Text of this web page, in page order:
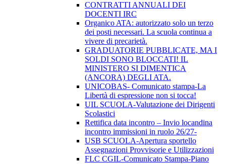
CONTRATTI ANNUALI DEI
DOCENTI IRC
Organico ATA: autorizzato solo un terzo
dei posti necessari. La scuola continua a
vivere di precarietà.
GRADUATORIE PUBBLICATE, MA I
SOLDI SONO BLOCCATI! IL
MINISTERO SI DIMENTICA
(ANCORA) DEGLI ATA.
UNICOBAS- Comunicato stampa-La
Libertà di espressione non si tocca!
UIL SCUOLA-Valutazione dei Dirigenti
Scolastici
Rettifica data incontro – Invio locandina
incontro immissioni in ruolo 26/27-
USB SCUOLA-Apertura sportello
Assegnazioni Provvisorie e Utilizzazioni
FLC CGIL-Comunicato Stampa-Piano